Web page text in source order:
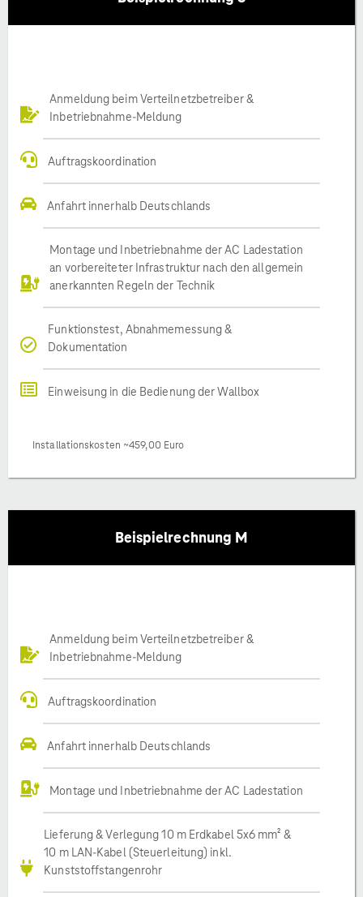
Anmeldung beim Verteilnetzbetreiber &
Inbetriebnahme-Meldung
Auftragskoordination
Anfahrt innerhalb Deutschlands
Montage und Inbetriebnahme der AC Ladestation
an vorbereiteter Infrastruktur nach den allgemein
anerkannten Regeln der Technik
Funktionstest, Abnahmemessung &
Dokumentation
Einweisung in die Bedienung der Wallbox
Installationskosten ~459,00 Euro
Beispielrechnung M
Anmeldung beim Verteilnetzbetreiber &
Inbetriebnahme-Meldung
Auftragskoordination
Anfahrt innerhalb Deutschlands
Montage und Inbetriebnahme der AC Ladestation
Lieferung & Verlegung 10 m Erdkabel 5x6 mm² &
10 m LAN-Kabel (Steuerleitung) inkl.
Kunststoffstangenrohr